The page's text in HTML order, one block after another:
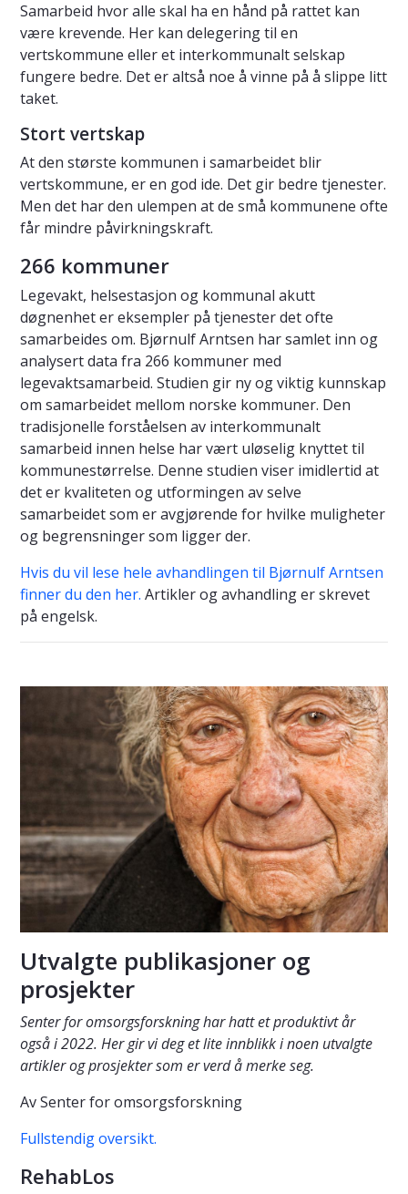
Samarbeid hvor alle skal ha en hånd på rattet kan
være krevende. Her kan delegering til en
vertskommune eller et interkommunalt selskap
fungere bedre. Det er altså noe å vinne på å slippe litt
taket.
Stort vertskap
At den største kommunen i samarbeidet blir
vertskommune, er en god ide. Det gir bedre tjenester.
Men det har den ulempen at de små kommunene ofte
får mindre påvirkningskraft.
266 kommuner
Legevakt, helsestasjon og kommunal akutt
døgnenhet er eksempler på tjenester det ofte
samarbeides om. Bjørnulf Arntsen har samlet inn og
analysert data fra 266 kommuner med
legevaktsamarbeid. Studien gir ny og viktig kunnskap
om samarbeidet mellom norske kommuner. Den
tradisjonelle forståelsen av interkommunalt
samarbeid innen helse har vært uløselig knyttet til
kommunestørrelse. Denne studien viser imidlertid at
det er kvaliteten og utformingen av selve
samarbeidet som er avgjørende for hvilke muligheter
og begrensninger som ligger der.
Hvis du vil lese hele avhandlingen til Bjørnulf Arntsen
finner du den her. Artikler og avhandling er skrevet
på engelsk.
Utvalgte publikasjoner og
prosjekter
Senter for omsorgsforskning har hatt et produktivt år
også i 2022. Her gir vi deg et lite innblikk i noen utvalgte
artikler og prosjekter som er verd å merke seg.
Av Senter for omsorgsforskning
Fullstendig oversikt.
RehabLos